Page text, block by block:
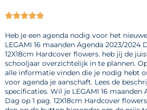

Heb je een agenda nodig voor het
LEGAMI 16 maanden Agenda 2023/2024
12X18cm Hardcover flowers. heb jij de
schooljaar overzichtelijk in te plannen.
alle informatie vinden die je nodig hebt
voor agenda je aanschaft. Lees de
specificaties. Wil je LEGAMI 16 maanden
Dag op 1 pag. 12X18cm Hardcover